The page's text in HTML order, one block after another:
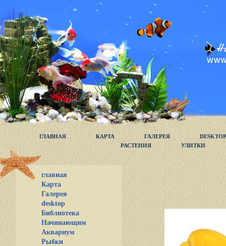
ГЛАВНАЯ КАРТА ГАЛЕРЕЯ
DESKTOP
РАСТЕНИЯ
УЛИТКИ
главная
Карта
Галерея
desktop
Библиотека
Начинающим
Аквариум
Рыбки